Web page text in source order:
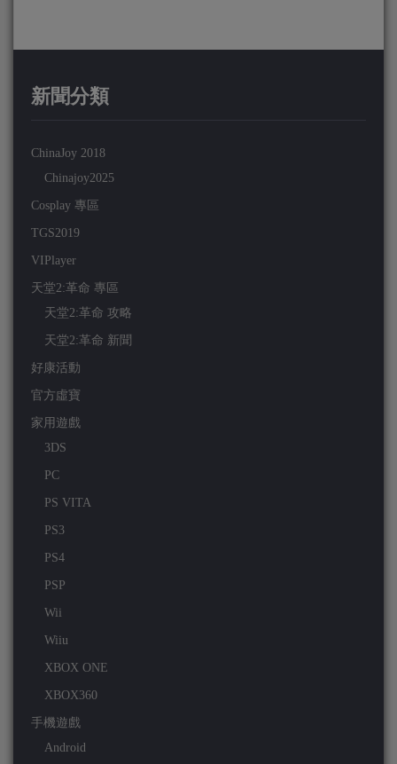
新聞分類
ChinaJoy 2018
Chinajoy2025
Cosplay 專區
TGS2019
VIPlayer
天堂2:革命 專區
天堂2:革命 攻略
天堂2:革命 新聞
好康活動
官方虛寶
家用遊戲
3DS
PC
PS VITA
PS3
PS4
PSP
Wii
Wiiu
XBOX ONE
XBOX360
手機遊戲
Android